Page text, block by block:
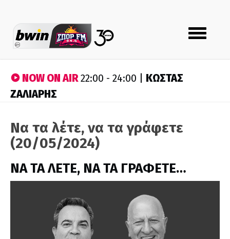
Toggle
navigation
NOW ON AIR22:00 - 24:00 | ΚΩΣΤΑΣ
ΖΑΛΙΑΡΗΣ
Να τα λέτε, να τα γράφετε
(20/05/2024)
ΝΑ ΤΑ ΛΕΤΕ, ΝΑ ΤΑ ΓΡΑΦΕΤΕ…